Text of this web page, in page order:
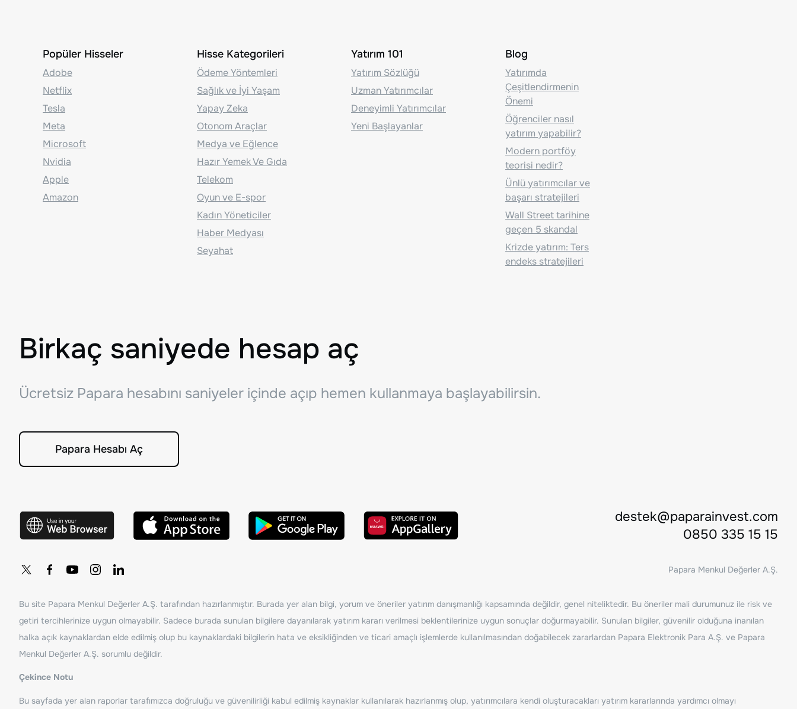
Popüler Hisseler
Adobe
Netflix
Tesla
Meta
Microsoft
Nvidia
Apple
Amazon
Hisse Kategorileri
Ödeme Yöntemleri
Sağlık ve İyi Yaşam
Yapay Zeka
Otonom Araçlar
Medya ve Eğlence
Hazır Yemek Ve Gıda
Telekom
Oyun ve E-spor
Kadın Yöneticiler
Haber Medyası
Seyahat
Yatırım 101
Yatırım Sözlüğü
Uzman Yatırımcılar
Deneyimli Yatırımcılar
Yeni Başlayanlar
Blog
Yatırımda
Çeşitlendirmenin
Önemi
Öğrenciler nasıl
yatırım yapabilir?
Modern portföy
teorisi nedir?
Ünlü yatırımcılar ve
başarı stratejileri
Wall Street tarihine
geçen 5 skandal
Krizde yatırım: Ters
endeks stratejileri
Birkaç saniyede hesap aç
Ücretsiz Papara hesabını saniyeler içinde açıp hemen kullanmaya başlayabilirsin.
Papara Hesabı Aç
destek@paparainvest.com
0850 335 15 15
Papara Menkul Değerler A.Ş.
Bu site Papara Menkul Değerler A.Ş. tarafından hazırlanmıştır. Burada yer alan bilgi, yorum ve öneriler yatırım danışmanlığı kapsamında değildir, genel niteliktedir. Bu öneriler mali durumunuz ile risk ve
getiri tercihlerinize uygun olmayabilir. Sadece burada sunulan bilgilere dayanılarak yatırım kararı verilmesi beklentilerinize uygun sonuçlar doğurmayabilir. Sunulan bilgiler, güvenilir olduğuna inanılan
halka açık kaynaklardan elde edilmiş olup bu kaynaklardaki bilgilerin hata ve eksikliğinden ve ticari amaçlı işlemlerde kullanılmasından doğabilecek zararlardan Papara Elektronik Para A.Ş. ve Papara
Menkul Değerler A.Ş. sorumlu değildir.
Çekince Notu
Bu sayfada yer alan raporlar tarafımızca doğruluğu ve güvenilirliği kabul edilmiş kaynaklar kullanılarak hazırlanmış olup, yatırımcılara kendi oluşturacakları yatırım kararlarında yardımcı olmayı